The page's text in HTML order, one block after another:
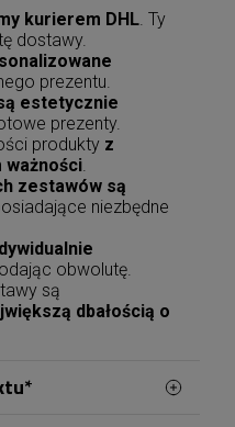
kurierem DHL. Ty
dostawy.
prezentu.
estetycznie
prezenty.
produkty z
ważności.
zestawów są
niezbędne
obwolutę.
są
dbałością o